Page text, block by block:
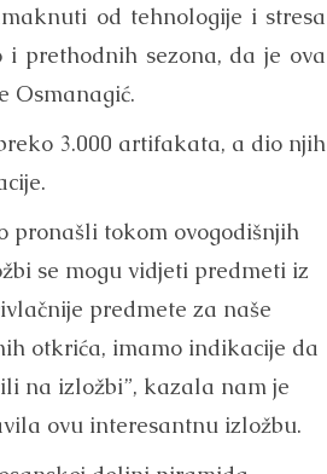
od tehnologije i stresa
prethodnih sezona, da je ova
Osmanagić.
3.000 artifakata, a dio njih
pronašli tokom ovogodišnjih
se mogu vidjeti predmeti iz
predmete za naše
otkrića, imamo indikacije da
na izložbi”, kazala nam je
ovu interesantnu izložbu.